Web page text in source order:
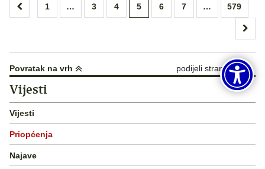
Brojevi
1 … 3 4 5 6 7 … 579
Povratak na vrh podijeli stranicu:
Vijesti
Vijesti
Priopćenja
Najave